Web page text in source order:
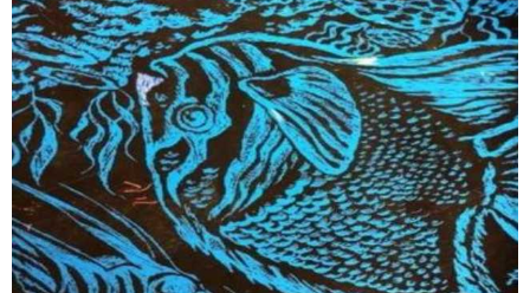
温变粉可以做防伪标签、温变防伪吗... 2026-08-05